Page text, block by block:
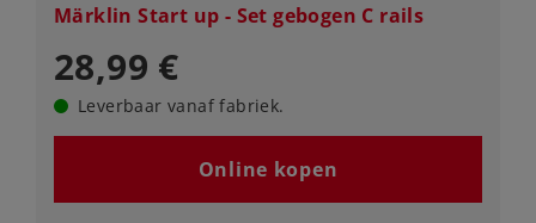
Märklin Start up - Set gebogen C rails
28,99 €
Leverbaar vanaf fabriek.
Online kopen